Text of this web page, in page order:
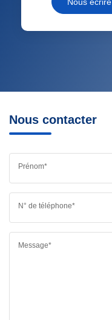
Nous contacter
Prénom*
N° de téléphone*
Message*